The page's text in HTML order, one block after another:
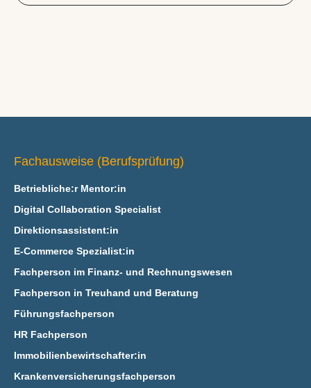
Fachausweise (Berufsprüfung)
Betriebliche:r Mentor:in
Digital Collaboration Specialist
Direktionsassistent:in
E‑Commerce Spezialist:in
Fachperson im Finanz- und Rechnungswesen
Fachperson in Treuhand und Beratung
Führungsfachperson
HR Fachperson
Immobilienbewirtschafter:in
Krankenversicherungsfachperson